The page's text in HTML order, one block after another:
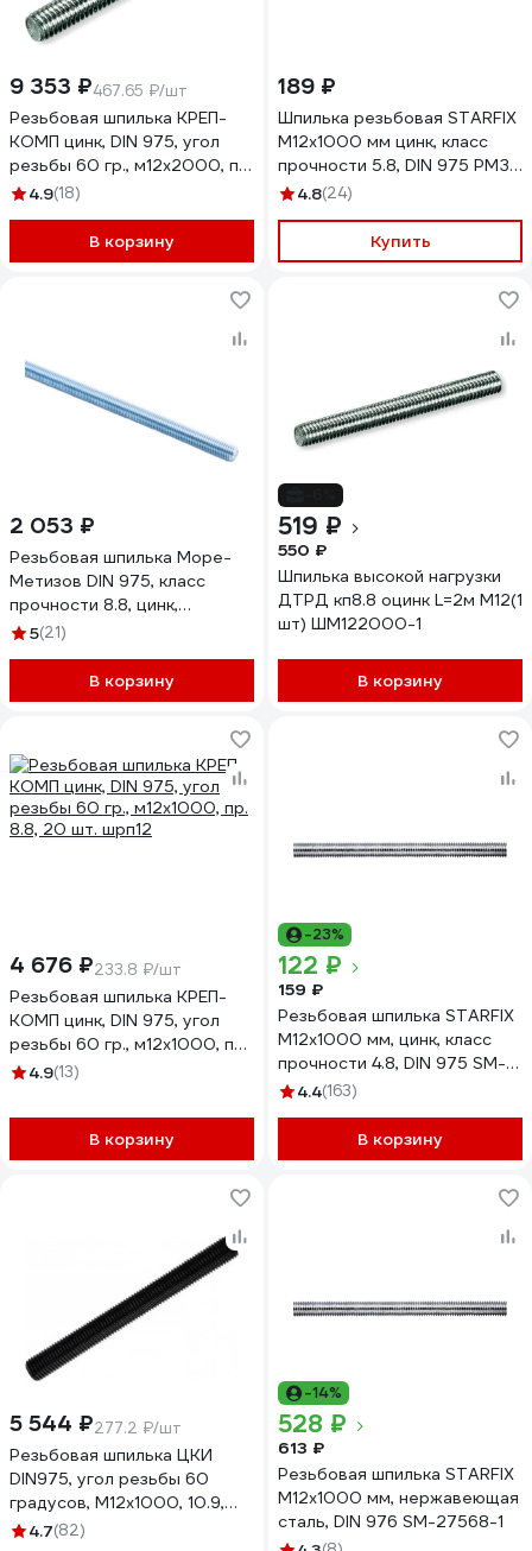
9 353 ₽467.65 ₽/шт
Резьбовая шпилька КРЕП-
КОМП цинк, DIN 975, угол
резьбы 60 гр., м12x2000, пр.
8.8, 20 шт. шрп122
4.9(18)
В корзину
189 ₽
Шпилька резьбовая STARFIX
М12x1000 мм цинк, класс
прочности 5.8, DIN 975 РМЗ
SM-79264-0
4.8(24)
Купить
2 053 ₽
Резьбовая шпилька Море-
Метизов DIN 975, класс
прочности 8.8, цинк,
M12x3000 мм,1 шт.
5(21)
В корзину
519 ₽
550 ₽
Шпилька высокой нагрузки
ДТРД кп8.8 оцинк L=2м М12(1
шт) ШМ122000-1
В корзину
4 676 ₽233.8 ₽/шт
Резьбовая шпилька КРЕП-
КОМП цинк, DIN 975, угол
резьбы 60 гр., м12x1000, пр.
8.8, 20 шт. шрп12
4.9(13)
В корзину
-23%
122 ₽
159 ₽
Резьбовая шпилька STARFIX
М12х1000 мм, цинк, класс
прочности 4.8, DIN 975 SM-
79264
4.4(163)
В корзину
5 544 ₽277.2 ₽/шт
Резьбовая шпилька ЦКИ
DIN975, угол резьбы 60
градусов, М12x1000, 10.9,
оксидированная, 20 шт.
4.7(82)
-14%
528 ₽
613 ₽
Резьбовая шпилька STARFIX
М12x1000 мм, нержавеющая
сталь, DIN 976 SM-27568-1